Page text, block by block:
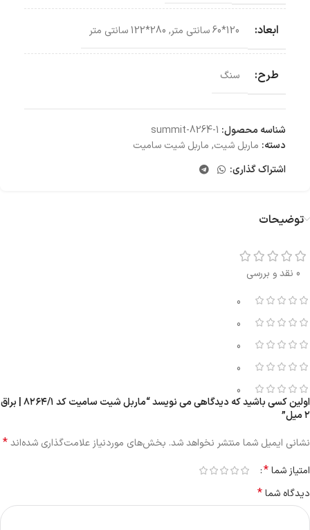
ابعاد: 120*60 سانتی‌ متر , 280*122 سانتی‌ متر
طرح: سنگ
شناسه محصول: summit-8264-1
دسته: ماربل شیت, ماربل شیت سامیت
اشتراک گذاری:
توضیحات
0 نقد و بررسی
0
0
0
0
0
اولین کسی باشید که دیدگاهی می نویسد “ماربل شیت سامیت کد ۸۲۶۴/۱ | براق
۲ میل”
نشانی ایمیل شما منتشر نخواهد شد. بخش‌های موردنیاز علامت‌گذاری شده‌اند*
امتیاز شما*
دیدگاه شما*